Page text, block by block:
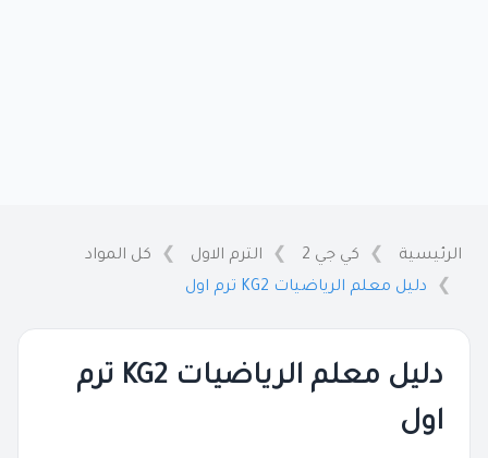
الرئيسية كي جي 2 الترم الاول
كل المواد
دليل معلم الرياضيات KG2 ترم اول
دليل معلم الرياضيات KG2 ترم
اول